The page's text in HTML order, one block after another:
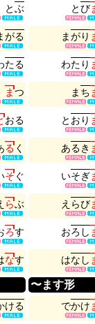
とぶ とび
がる まがり
たる わた り
まつ ま ち
おる と お り
るく あるき
そぐ いそぎ
らぶ え らび
ろす おろ し
なす はな し
〜ます形
ける でかけ